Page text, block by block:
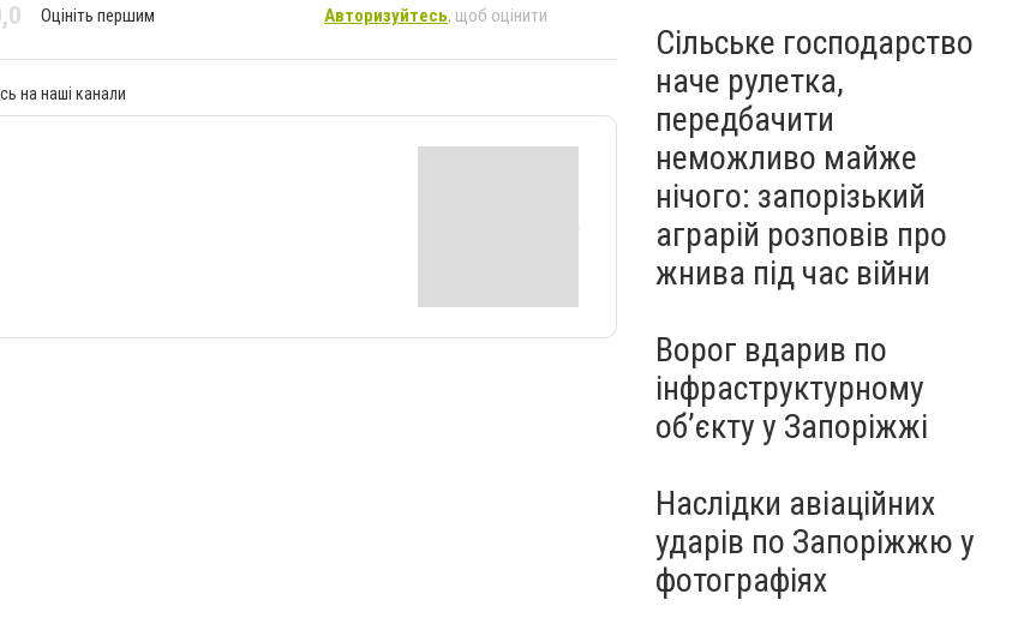
Оцініть першим Авторизуйтесь, щоб оцінити
на наші канали
Сільське господарство
наче рулетка,
передбачити
неможливо майже
нічого: запорізький
аграрій розповів про
жнива під час війни
Ворог вдарив по
інфраструктурному
обʼєкту у Запоріжжі
Наслідки авіаційних
ударів по Запоріжжю у
фотографіях